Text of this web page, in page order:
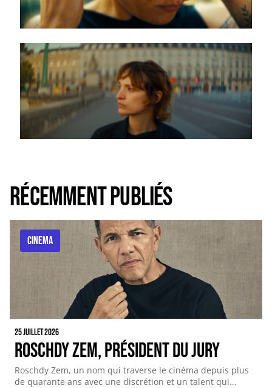
Récemment publiés
CINEMA
25 juillet 2026
Roschdy Zem, Président du Jury
Roschdy Zem, un nom qui traverse le cinéma depuis plus
de quarante ans avec une discrétion et un talent qui...